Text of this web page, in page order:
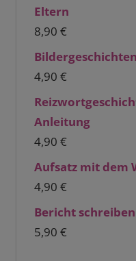
Eltern
8,90 €
4,90 €
Anleitung
4,90 €
Aufsatz mit dem
4,90 €
Bericht
5,90 €